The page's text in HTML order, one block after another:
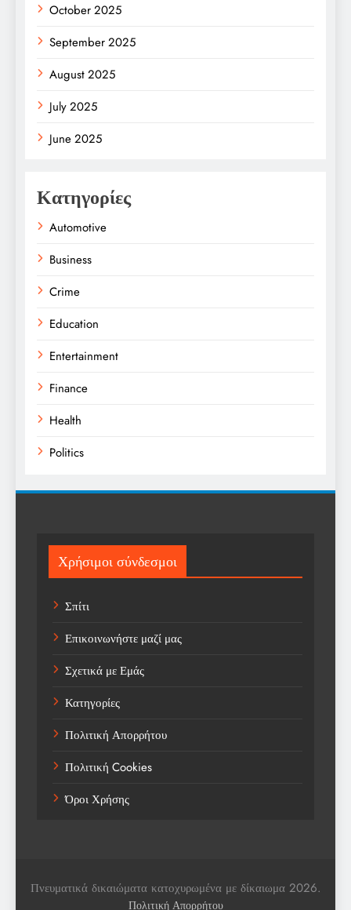
October 2025
September 2025
August 2025
July 2025
June 2025
Κατηγορίες
Automotive
Business
Crime
Education
Entertainment
Finance
Health
Politics
Sport
Sports
Technology
Trending
Weather
Αγορά
Αγορά Εργασίας
Αγροτικά Νέα
Αεροπορία
Χρήσιμοι σύνδεσμοι
Σπίτι
Επικοινωνήστε μαζί μας
Σχετικά με Εμάς
Κατηγορίες
Πολιτική Απορρήτου
Πολιτική Cookies
Όροι Χρήσης
Πνευματικά δικαιώματα κατοχυρωμένα με δίκαιωμα 2026.
Πολιτική Απορρήτου